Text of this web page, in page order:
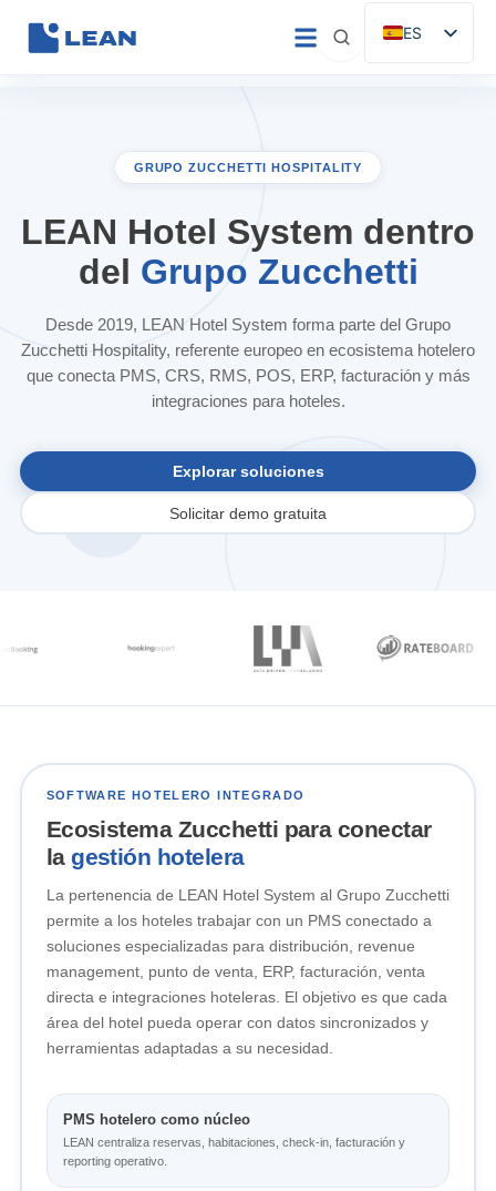
ES
EN
GRUPO ZUCCHETTI HOSPITALITY
LEAN Hotel System dentro
del Grupo Zucchetti
Desde 2019, LEAN Hotel System forma parte del Grupo
Zucchetti Hospitality, referente europeo en ecosistema hotelero
que conecta PMS, CRS, RMS, POS, ERP, facturación y más
integraciones para hoteles.
Explorar soluciones
Solicitar demo gratuita
SOFTWARE HOTELERO INTEGRADO
Ecosistema Zucchetti para conectar
lagestión hotelera
La pertenencia de LEAN Hotel System al Grupo Zucchetti
permite a los hoteles trabajar con un PMS conectado a
soluciones especializadas para distribución, revenue
management, punto de venta, ERP, facturación, venta
directa e integraciones hoteleras. El objetivo es que cada
área del hotel pueda operar con datos sincronizados y
herramientas adaptadas a su necesidad.
PMS hotelero como núcleo
LEAN centraliza reservas, habitaciones, check-in, facturación y
reporting operativo.